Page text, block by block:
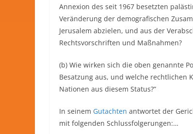
Annexion des seit 1967 besetzten
Veränderung der demografischen
Jerusalem abzielen, und aus der
Rechtsvorschriften und Maßnahmen?
(b) Wie wirken sich die oben genannte
Besatzung aus, und welche rechtlichen
Nationen aus diesem Status?”
In seinem Gutachten antwortet der
mit folgenden Schlussfolgerungen:…